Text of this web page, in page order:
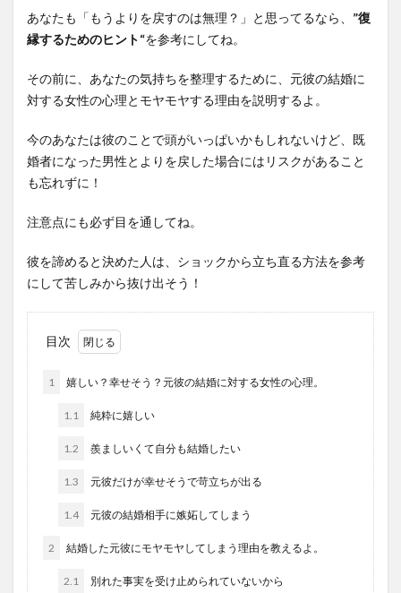
あなたも「もうよりを戻すのは無理？」と思ってるなら、 ”復
縁するためのヒント“を参考にしてね。
その前に、あなたの気持ちを整理するために、元彼の結婚に
対する女性の心理とモヤモヤする理由を説明するよ。
今のあなたは彼のことで頭がいっぱいかもしれないけど、既
婚者になった男性とよりを戻した場合にはリスクがあること
も忘れずに！
注意点にも必ず目を通してね。
彼を諦めると決めた人は、ショックから立ち直る方法を参考
にして苦しみから抜け出そう！
目次
1 嬉しい？幸せそう？元彼の結婚に対する女性の心理。
1.1 純粋に嬉しい
1.2 羨ましいくて自分も結婚したい
1.3 元彼だけが幸せそうで苛立ちが出る
1.4 元彼の結婚相手に嫉妬してしまう
2 結婚した元彼にモヤモヤしてしまう理由を教えるよ。
2.1 別れた事実を受け止められていないから